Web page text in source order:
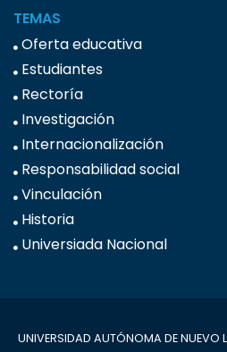
TEMAS
Oferta educativa
Estudiantes
Rectoría
Investigación
Internacionalización
Responsabilidad social
Vinculación
Historia
Universiada Nacional
UNIVERSIDAD AUTÓNOMA DE NUEVO